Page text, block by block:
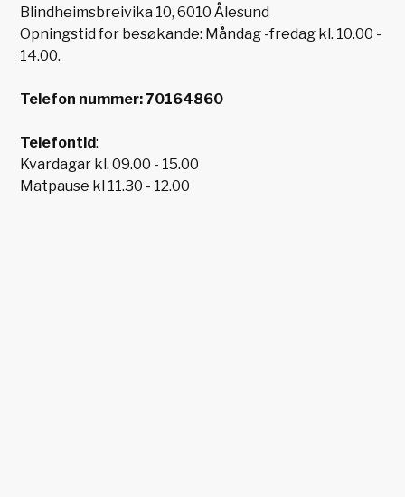
Blindheimsbreivika 10, 6010 Ålesund
Opningstid for besøkande: Måndag -fredag kl. 10.00 -
14.00.
Telefon nummer: 70164860
Telefontid:
Kvardagar kl. 09.00 - 15.00
Matpause kl 11.30 - 12.00